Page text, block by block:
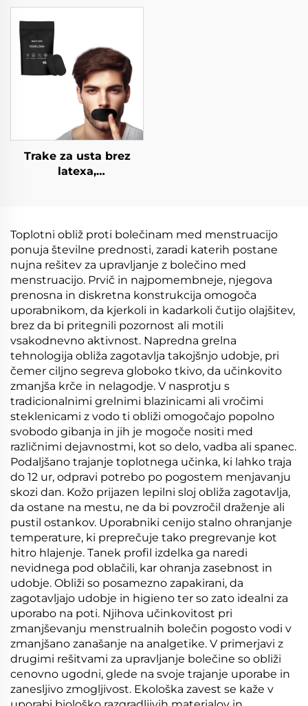
Detoksni plakat za
noge iz fabrike za
detoksnost Nogelne
detoksne pade za
odstranitev otrinov
Trake za usta brez
latexa,
spanja za lažje dihanje
Toplotni obliž proti bolečinam med menstruacijo
ponuja številne prednosti, zaradi katerih postane
nujna rešitev za upravljanje z bolečino med
menstruacijo. Prvič in najpomembneje, njegova
prenosna in diskretna konstrukcija omogoča
uporabnikom, da kjerkoli in kadarkoli čutijo olajšitev,
brez da bi pritegnili pozornost ali motili
vsakodnevno aktivnost. Napredna grelna
tehnologija obliža zagotavlja takojšnjo udobje, pri
čemer ciljno segreva globoko tkivo, da učinkovito
zmanjša krče in nelagodje. V nasprotju s
tradicionalnimi grelnimi blazinicami ali vročimi
steklenicami z vodo ti obliži omogočajo popolno
svobodo gibanja in jih je mogoče nositi med
različnimi dejavnostmi, kot so delo, vadba ali spanec.
Podaljšano trajanje toplotnega učinka, ki lahko traja
do 12 ur, odpravi potrebo po pogostem menjavanju
skozi dan. Kožo prijazen lepilni sloj obliža zagotavlja,
da ostane na mestu, ne da bi povzročil draženje ali
pustil ostankov. Uporabniki cenijo stalno ohranjanje
temperature, ki preprečuje tako pregrevanje kot
hitro hlajenje. Tanek profil izdelka ga naredi
nevidnega pod oblačili, kar ohranja zasebnost in
udobje. Obliži so posamezno zapakirani, da
zagotavljajo udobje in higieno ter so zato idealni za
uporabo na poti. Njihova učinkovitost pri
zmanjševanju menstrualnih bolečin pogosto vodi v
zmanjšano zanašanje na analgetike. V primerjavi z
drugimi rešitvami za upravljanje bolečine so obliži
cenovno ugodni, glede na svoje trajanje uporabe in
zanesljivo zmogljivost. Ekološka zavest se kaže v